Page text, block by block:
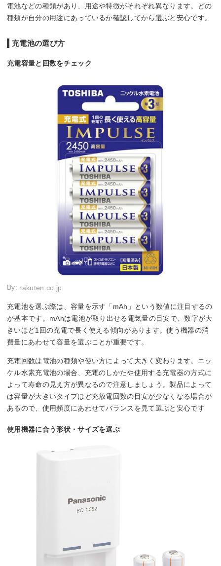
電池などの種類があり、用途や特徴がそれぞれ異なります。どの
種類が自分の用途にあっているか確認してから選ぶと安心です。
充電池の選び方
充電容量と回数をチェック
By: rakuten.co.jp
充電池を選ぶ際は、容量を示す「mAh」という数値に注目するの
が基本です。mAhは電池が取り出せる電気量の目安で、数字が大
きいほど1回の充電で長く使える傾向があります。使う機器の消
費量にあわせて容量を選ぶことが重要です。
充電回数は電池の種類や使い方によって大きく変わります。ニッ
ケル水素充電池の場合、充電のしかたや使用する充電器の方式に
よって寿命の見え方が異なるので注意しましょう。製品によって
は容量が大きいタイプほど充放電回数の目安が少なくなる場合が
あるので、使用頻度にあわせてバランスを見て選ぶと安心です
使用機器に合う形状・サイズを選ぶ